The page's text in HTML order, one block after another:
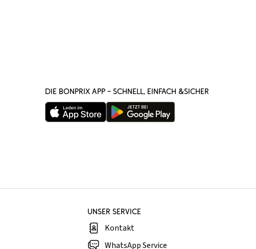
DIE BONPRIX APP – SCHNELL, EINFACH &SICHER
UNSER SERVICE
Kontakt
WhatsApp Service